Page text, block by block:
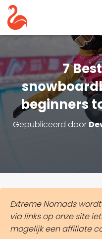
7
beginners
Gepubliceerd door
Extreme Nomads
via links op onze site
mogelijk een affiliate